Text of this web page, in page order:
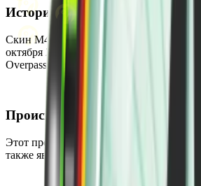
История
Скин M4A1-S | Wash me plz был впервые
октября 2024 года. Он был выпущен как
Overpass 2024 Collection.
Происхождение
Этот предмет можно получить на
также является частью коллекции The